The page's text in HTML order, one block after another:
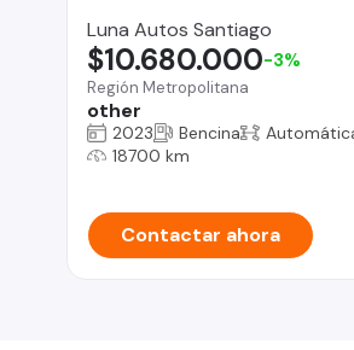
Luna Autos Santiago
Región Metropolitana
other
$10.680.000-3%
2023 Bencina
18700 km
Contactar ahora